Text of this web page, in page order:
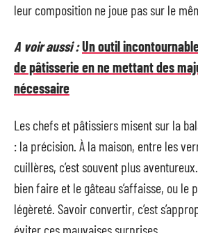
leur composition ne joue pas sur le
A voir aussi :Un outil
de pâtisserie en ne mettant des
nécessaire
Les chefs et pâtissiers misent sur la
: la précision. À la maison, entre les
cuillères, c’est souvent plus
bien faire et le gâteau s’affaisse, ou le
légèreté. Savoir convertir, c’est
éviter ces mauvaises surprises.